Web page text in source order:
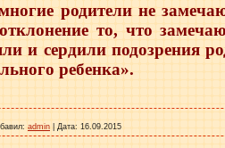
родители не
то, что
и сердили подозрения
ребенка».
admin Дата: 16.09.2015